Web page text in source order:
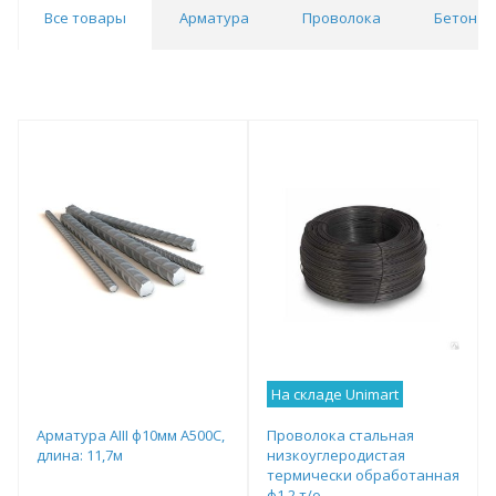
Все товары Арматура Проволока Бетон
Арматура АIII ф10мм А500С,
длина: 11,7м
На складе Unimart
Проволока стальная
низкоуглеродистая
термически обработанная